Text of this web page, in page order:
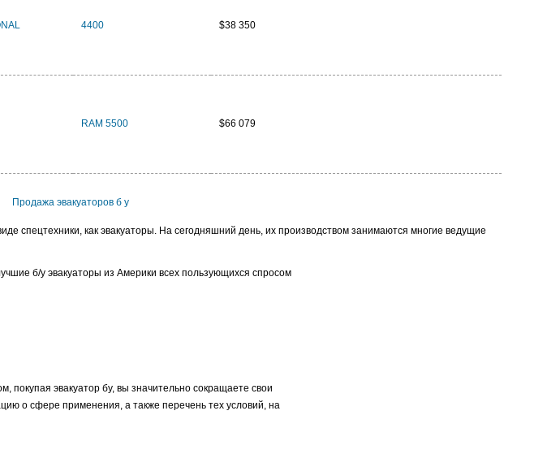
4400 $38 350
RAM 5500 $66 079
Продажа эвакуаторов б у
спецтехники, как эвакуаторы. На сегодняшний день, их производством занимаются многие ведущие
б/у эвакуаторы из Америки всех пользующихся спросом
покупая эвакуатор бу, вы значительно сокращаете свои
о сфере применения, а также перечень тех условий, на